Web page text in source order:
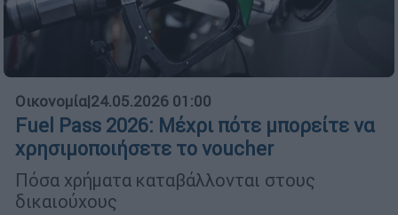
Οικονομία|24.05.2026 01:00
Fuel Pass 2026: Μέχρι πότε μπορείτε να
χρησιμοποιήσετε το voucher
Πόσα χρήματα καταβάλλονται στους
δικαιούχους